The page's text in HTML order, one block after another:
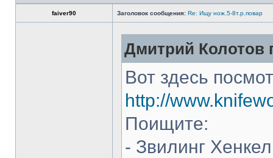
faiver90 Заголовок сообщения: Re: Ищу нож.5-8т.р.повар
Дмитрий Колотов
Вот здесь
http://
Поищите:
- Звилинг